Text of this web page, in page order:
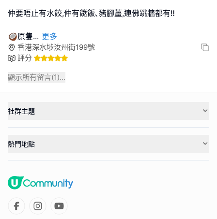
仲要唔止有水餃,仲有餸飯､豬腳薑,連佛跳牆都有‼️
⁠🥥原隻... 更多
香港深水埗汝州街199號
評分
顯示所有留言(1)...
社群主題
熱門地點